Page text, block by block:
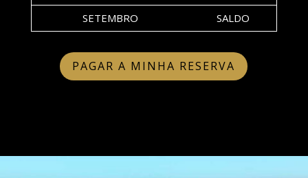
SETEMBRO
SALDO
PAGAR A MINHA RESERVA